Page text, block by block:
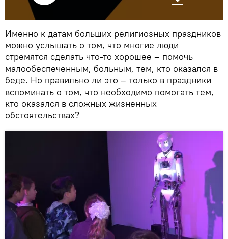
Именно к датам больших религиозных праздников
можно услышать о том, что многие люди
стремятся сделать что-то хорошее – помочь
малообеспеченным, больным, тем, кто оказался в
беде. Но правильно ли это – только в праздники
вспоминать о том, что необходимо помогать тем,
кто оказался в сложных жизненных
обстоятельствах?